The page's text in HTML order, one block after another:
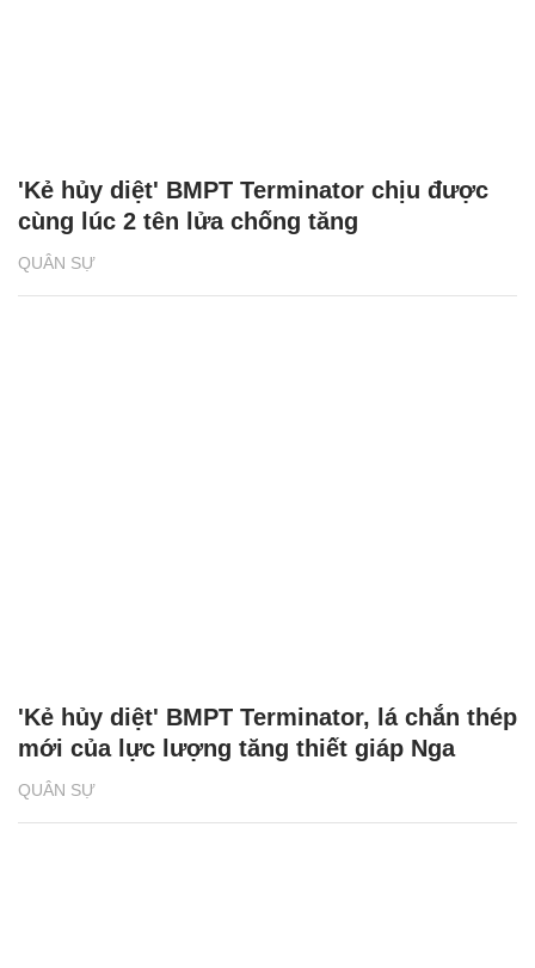
QUÂN SỰ
'Kẻ hủy diệt' BMPT Terminator chịu được
cùng lúc 2 tên lửa chống tăng
QUÂN SỰ
'Kẻ hủy diệt' BMPT Terminator, lá chắn thép
mới của lực lượng tăng thiết giáp Nga